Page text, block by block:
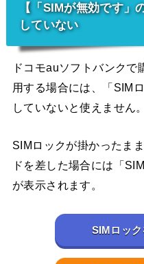
【「SIMが無効です」
していない
ドコモauソフトバンク
用する場合には、「SIM
していないと使えません。
SIMロックが掛かったま
ドを差した場合には「
が表示されます。
SIMロッ